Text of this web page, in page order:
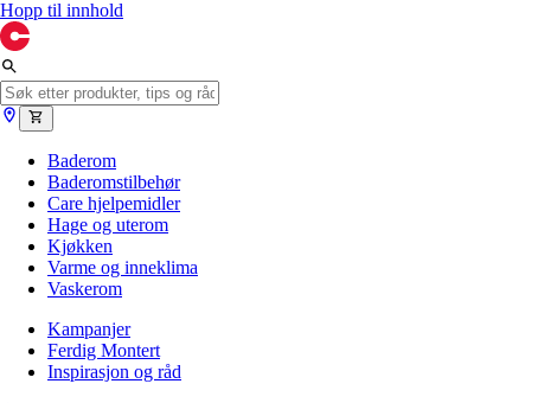
Hopp til innhold
Baderom
Baderomstilbehør
Care hjelpemidler
Hage og uterom
Kjøkken
Varme og inneklima
Vaskerom
Kampanjer
Ferdig Montert
Inspirasjon og råd